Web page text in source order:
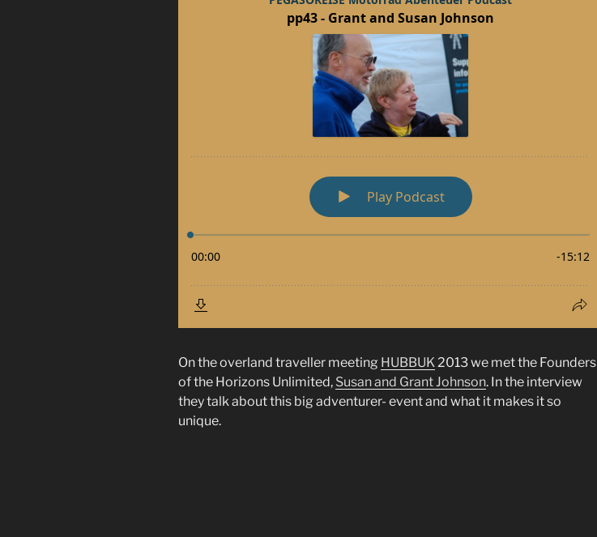
On the overland traveller meeting HUBBUK2013 we met the Founders
of the Horizons Unlimited, Susan and Grant Johnson. In the interview
they talk about this big adventurer- event and what it makes it so
unique.